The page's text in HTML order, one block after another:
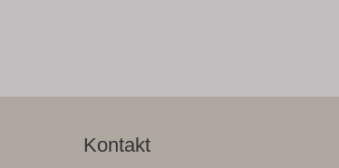
Kontakt